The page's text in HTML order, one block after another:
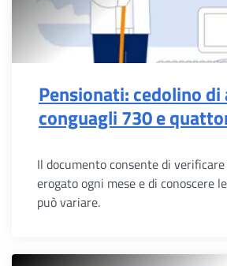
Pensionati: cedolino di
conguagli 730 e
Il documento consente di verificare
erogato ogni mese e di conoscere
può variare.